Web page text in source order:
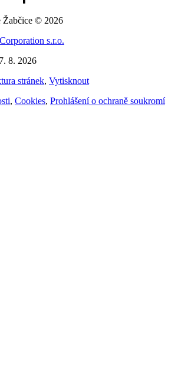
Žabčice © 2026
s.r.o.
8. 2026
stránek, Vytisknout
, Cookies, Prohlášení o ochraně soukromí